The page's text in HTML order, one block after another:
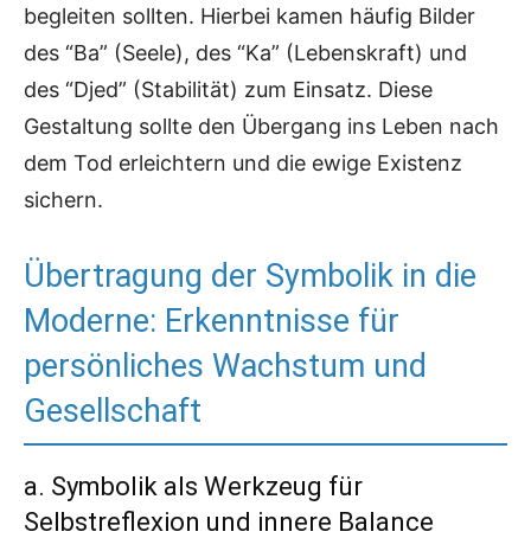
begleiten sollten. Hierbei kamen häufig Bilder
des “Ba” (Seele), des “Ka” (Lebenskraft) und
des “Djed” (Stabilität) zum Einsatz. Diese
Gestaltung sollte den Übergang ins Leben nach
dem Tod erleichtern und die ewige Existenz
sichern.
Übertragung der Symbolik in die
Moderne: Erkenntnisse für
persönliches Wachstum und
Gesellschaft
a. Symbolik als Werkzeug für
Selbstreflexion und innere Balance